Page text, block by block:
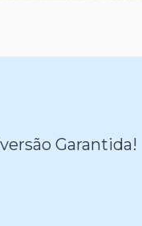
Garantida!